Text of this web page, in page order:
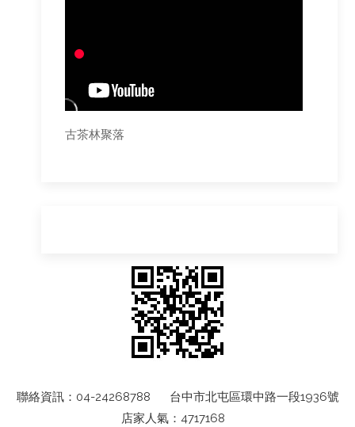
古茶林聚落
聯絡資訊：04-24268788 台中市北屯區環中路一段1936號
店家人氣：4717168